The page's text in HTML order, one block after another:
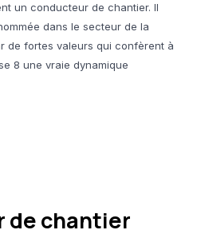
un conducteur de chantier. Il
dans le secteur de la
de fortes valeurs qui confèrent à
8 une vraie dynamique
de chantier